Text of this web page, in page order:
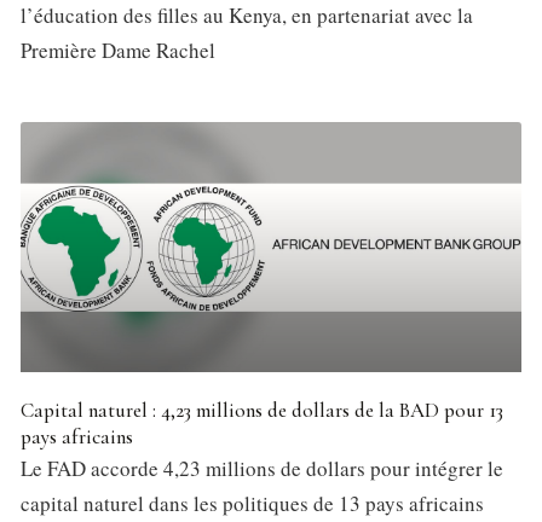
l’éducation des filles au Kenya, en partenariat avec la
Première Dame Rachel
Capital naturel : 4,23 millions de dollars de la BAD pour 13
pays africains
Le FAD accorde 4,23 millions de dollars pour intégrer le
capital naturel dans les politiques de 13 pays africains